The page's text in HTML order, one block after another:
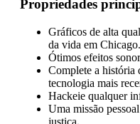
Propriedades
Gráficos de alta
da vida em Chicago.
Ótimos efeitos
Complete a história
tecnologia mais
Hackeie qualquer
Uma missão
justiça.